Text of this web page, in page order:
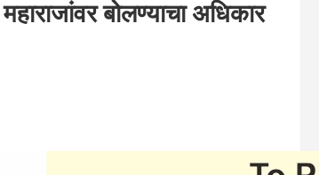
बोलण्याचा अधिकार